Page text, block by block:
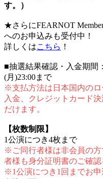
す。）
★さらにFEARNOT
へのお申込みも受付中！
詳しくはこちら ！
■抽選結果確認・入金期間
(月)23:00まで
※支払方法は日本国内の
入金、クレジットカード
だけます。
【枚数制限】
1公演につき4枚まで
※ご同行者様は非会員の
者様も身分証明書のご確
※1公演につき1回までお